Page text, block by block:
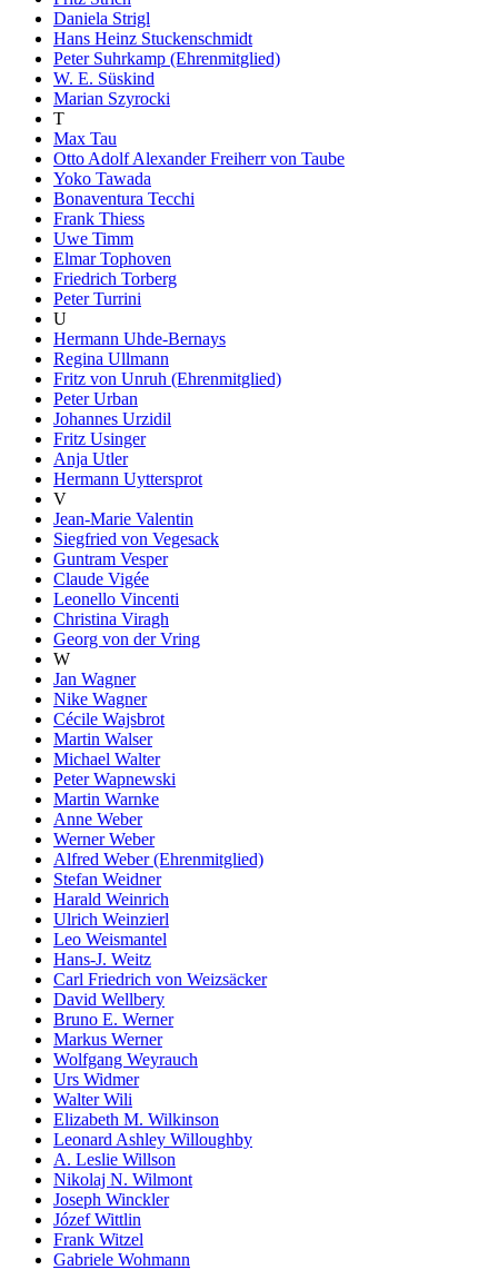
Daniela Strigl
Hans Heinz Stuckenschmidt
Peter Suhrkamp (Ehrenmitglied)
W. E. Süskind
Marian Szyrocki
T
Max Tau
Otto Adolf Alexander Freiherr von Taube
Yoko Tawada
Bonaventura Tecchi
Frank Thiess
Uwe Timm
Elmar Tophoven
Friedrich Torberg
Peter Turrini
U
Hermann Uhde-Bernays
Regina Ullmann
Fritz von Unruh (Ehrenmitglied)
Peter Urban
Johannes Urzidil
Fritz Usinger
Anja Utler
Hermann Uyttersprot
V
Jean-Marie Valentin
Siegfried von Vegesack
Guntram Vesper
Claude Vigée
Leonello Vincenti
Christina Viragh
Georg von der Vring
W
Jan Wagner
Nike Wagner
Cécile Wajsbrot
Martin Walser
Michael Walter
Peter Wapnewski
Martin Warnke
Anne Weber
Werner Weber
Alfred Weber (Ehrenmitglied)
Stefan Weidner
Harald Weinrich
Ulrich Weinzierl
Leo Weismantel
Hans-J. Weitz
Carl Friedrich von Weizsäcker
David Wellbery
Bruno E. Werner
Markus Werner
Wolfgang Weyrauch
Urs Widmer
Walter Wili
Elizabeth M. Wilkinson
Leonard Ashley Willoughby
A. Leslie Willson
Nikolaj N. Wilmont
Joseph Winckler
Józef Wittlin
Frank Witzel
Gabriele Wohmann